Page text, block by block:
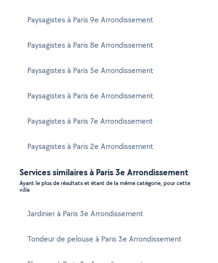
Paysagistes à Paris 9e Arrondissement
Paysagistes à Paris 8e Arrondissement
Paysagistes à Paris 5e Arrondissement
Paysagistes à Paris 6e Arrondissement
Paysagistes à Paris 7e Arrondissement
Paysagistes à Paris 2e Arrondissement
Services similaires à Paris 3e Arrondissement
Ayant le plus de résultats et étant de la même catégorie, pour cette
ville
Jardinier à Paris 3e Arrondissement
Tondeur de pelouse à Paris 3e Arrondissement